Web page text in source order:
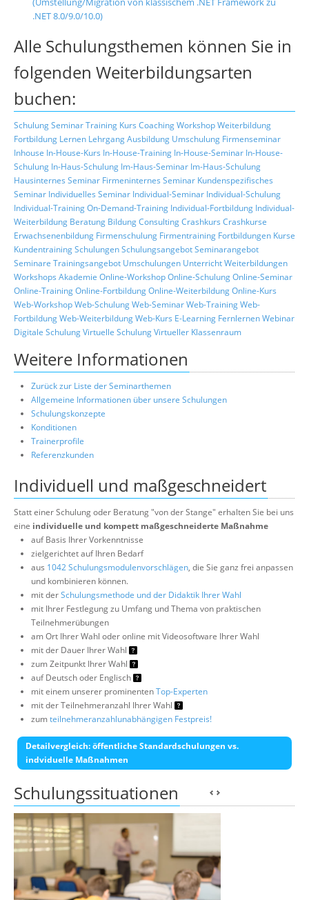
.NET 8.0/9.0/10.0)
Alle Schulungsthemen können Sie in
folgenden Weiterbildungsarten
buchen:
SchulungSeminarTraining Kurs CoachingWorkshopWeiterbildung
Fortbildung Lernen LehrgangAusbildung Umschulung Firmenseminar
Inhouse In-House-Kurs In-House-Training In-House-Seminar In-House-
Schulung In-Haus-Schulung Im-Haus-Seminar Im-Haus-Schulung
Hausinternes Seminar Firmeninternes Seminar Kundenspezifisches
Seminar Individuelles Seminar Individual-Seminar Individual-Schulung
Individual-TrainingOn-Demand-Training Individual-Fortbildung Individual-
Weiterbildung Beratung BildungConsultingCrashkurs Crashkurse
Erwachsenenbildung Firmenschulung Firmentraining Fortbildungen Kurse
KundentrainingSchulungenSchulungsangebotSeminarangebot
Seminare Trainingsangebot Umschulungen UnterrichtWeiterbildungen
Workshops Akademie Online-WorkshopOnline-SchulungOnline-Seminar
Online-TrainingOnline-FortbildungOnline-WeiterbildungOnline-Kurs
Web-WorkshopWeb-SchulungWeb-SeminarWeb-TrainingWeb-
FortbildungWeb-WeiterbildungWeb-Kurs E-Learning FernlernenWebinar
Digitale SchulungVirtuelle SchulungVirtueller Klassenraum
Weitere Informationen
Zurück zur Liste der Seminarthemen
Allgemeine Informationen über unsere Schulungen
Schulungskonzepte
Konditionen
Trainerprofile
Referenzkunden
Individuell und maßgeschneidert
Statt einer Schulung oder Beratung "von der Stange" erhalten Sie bei uns
eine individuelle und kompett maßgeschneiderte Maßnahme
auf Basis Ihrer Vorkenntnisse
zielgerichtet auf Ihren Bedarf
aus 1042 Schulungsmodulenvorschlägen, die Sie ganz frei anpassen
und kombinieren können.
mit derSchulungsmethode und der Didaktik Ihrer Wahl
mit Ihrer Festlegung zu Umfang und Thema von praktischen
Teilnehmerübungen
am Ort Ihrer Wahl oder online mit Videosoftware Ihrer Wahl
mit der Dauer Ihrer Wahl
zum Zeitpunkt Ihrer Wahl
auf Deutsch oder Englisch
mit einem unserer prominentenTop-Experten
mit der Teilnehmeranzahl Ihrer Wahl
zumteilnehmeranzahlunabhängigen Festpreis!
Detailvergleich: öffentliche Standardschulungen vs.
indviduelle Maßnahmen
Schulungssituationen